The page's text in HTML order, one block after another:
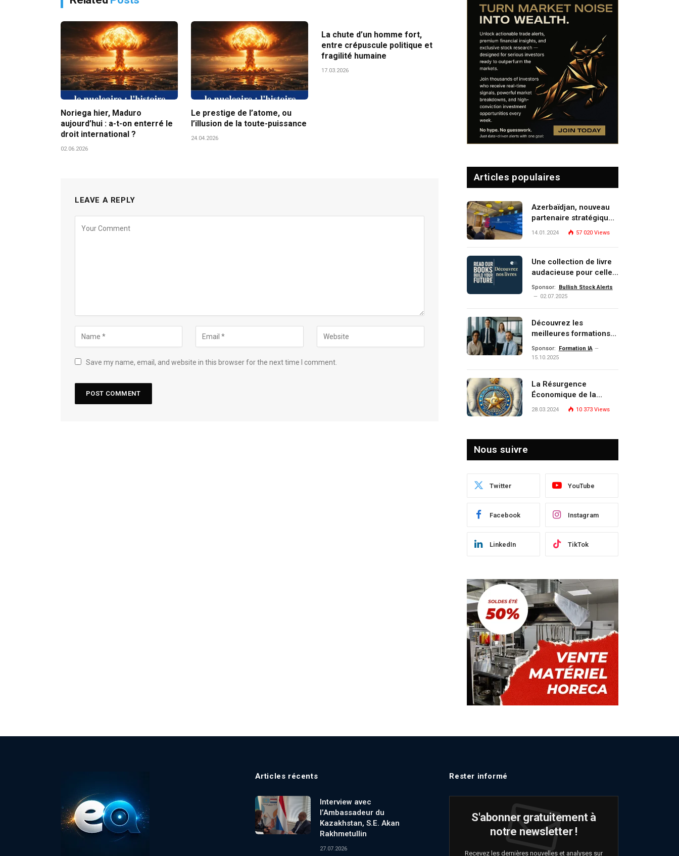
Noriega hier, Maduro
aujourd’hui : a-t-on enterré le
droit international ?
02.06.2026
Le prestige de l’atome, ou
l’illusion de la toute-puissance
24.04.2026
La chute d’un homme fort,
entre crépuscule politique et
fragilité humaine
17.03.2026
LEAVE A REPLY
Save my name, email, and website in this browser for the next time I comment.
Articles populaires
Azerbaïdjan, nouveau
partenaire stratégique
de l’Union européenne
14.01.2024 57 020 Views
Une collection de livre
audacieuse pour celles
et ceux qui veulent
comprendre, investir et
Sponsor:
Bullish Stock Alerts
02.07.2025
Découvrez les
meilleures formations
Data, IA, automatisation
et investissement
écosystème d’experts
Sponsor:
Formation IA
15.10.2025
La Résurgence
Économique de la
Turquie : Naviguer dans
28.03.2024 10 373 Views
Nous suivre
Twitter YouTube
Facebook Instagram
LinkedIn TikTok
Articles récents
Interview avec
l’Ambassadeur du
Kazakhstan, S.E. Akan
Rakhmetullin
27.07.2026
Rester informé
S'abonner gratuitement à
notre newsletter !
Recevez les dernières nouvelles et analyses sur